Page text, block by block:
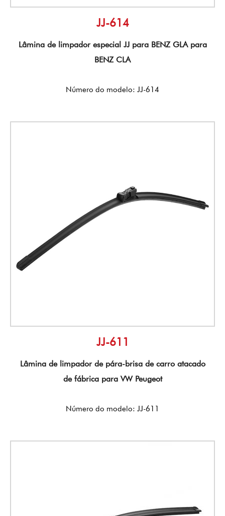
JJ-614
Lâmina de limpador especial JJ para BENZ GLA para
BENZ CLA
Número do modelo: JJ-614
JJ-611
Lâmina de limpador de pára-brisa de carro atacado
de fábrica para VW Peugeot
Número do modelo: JJ-611